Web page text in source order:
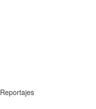
Reportajes